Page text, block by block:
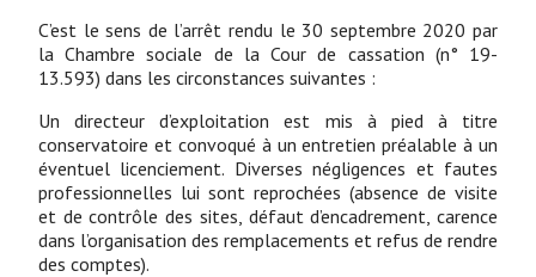
C’est le sens de l’arrêt rendu le 30 septembre 2020 par
la Chambre sociale de la Cour de cassation (n° 19-
13.593) dans les circonstances suivantes :
Un directeur d’exploitation est mis à pied à titre
conservatoire et convoqué à un entretien préalable à un
éventuel licenciement. Diverses négligences et fautes
professionnelles lui sont reprochées (absence de visite
et de contrôle des sites, défaut d’encadrement, carence
dans l’organisation des remplacements et refus de rendre
des comptes).